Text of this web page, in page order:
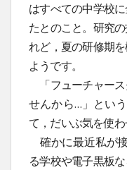
はすべての中学校
たとのこと。研究
れど，夏の研修期
ようです。
「フューチャース
せんから…」とい
て，だいぶ気を使わ
確かに最近私が
る学校や電子黒板